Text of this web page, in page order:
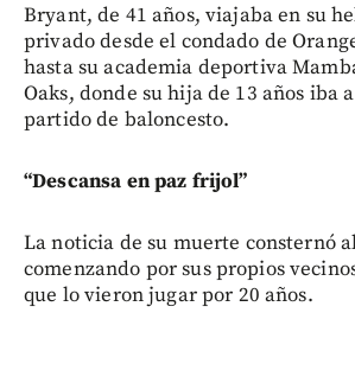
Bryant, de 41 años, viajaba en su
privado desde el condado de
hasta su academia deportiva
Oaks, donde su hija de 13 años iba
partido de baloncesto.
“Descansa en paz frijol”
La noticia de su muerte consternó
comenzando por sus propios
que lo vieron jugar por 20 años.